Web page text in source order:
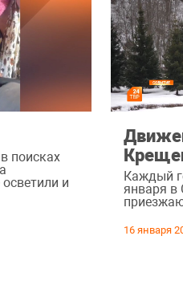
поисках
и
Каждый
января в
16 января